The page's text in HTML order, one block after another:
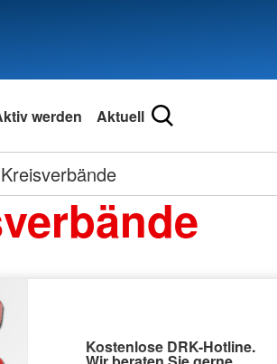
werden Aktuell
Kreisverbände
Kostenlose DRK-Hotline.